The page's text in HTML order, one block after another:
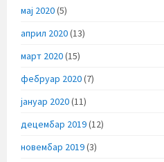
мај 2020(5)
април 2020(13)
март 2020(15)
фебруар 2020(7)
јануар 2020(11)
децембар 2019(12)
новембар 2019(3)